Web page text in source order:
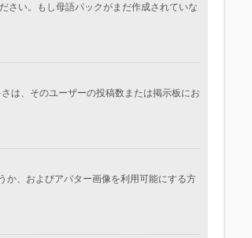
さい。もし母語パックがまだ作成されていな
は、そのユーザーの投稿数または掲示板にお
か、およびアバター画像を利用可能にする方